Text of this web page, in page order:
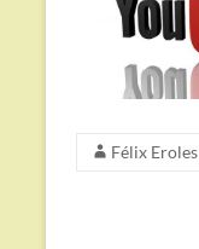
Félix Eroles